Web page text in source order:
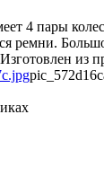
4 пары
ремни.
из